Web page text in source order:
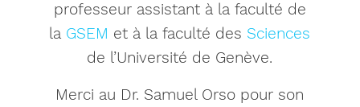
professeur assistant à la faculté de
la GSEM et à la faculté des Sciences
de l’Université de Genève.
Merci au Dr. Samuel Orso pour son